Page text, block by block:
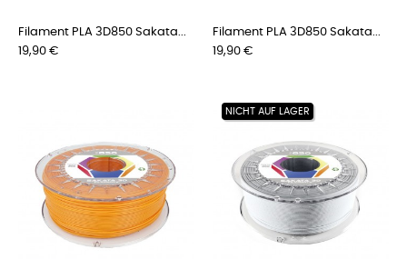
Filament PLA 3D850 Sakata...
Preis
19,90 €
Filament PLA 3D850 Sakata...
Preis
19,90 €
NICHT AUF LAGER